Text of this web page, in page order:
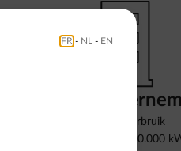
element-housing-appartment
Grote
Jaarlijks verbruik
Elektriciteit > 500.000
FR- NL - EN